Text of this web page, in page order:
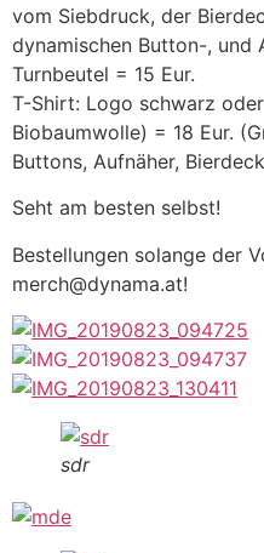
vom Siebdruck, der
dynamischen Button-, und
Turnbeutel = 15 Eur.
T-Shirt: Logo schwarz
Biobaumwolle) = 18 Eur.
Buttons, Aufnäher,
Seht am besten selbst!
Bestellungen solange der
merch@dynama.at!
sdr